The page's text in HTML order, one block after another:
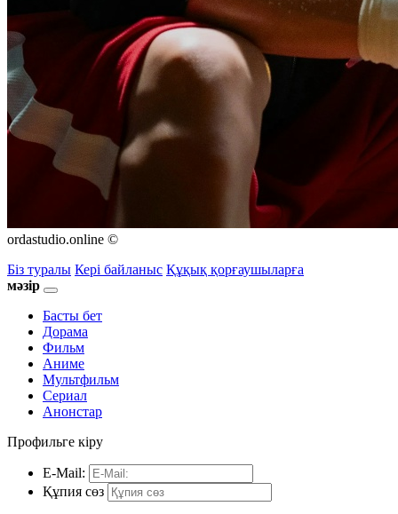
ordastudio.online ©
Біз туралы Кері байланыс Құқық қорғаушыларға
мәзір
Басты бет
Дорама
Фильм
Аниме
Мультфильм
Сериал
Анонстар
Профильге кіру
E-Mail:
Құпия сөз